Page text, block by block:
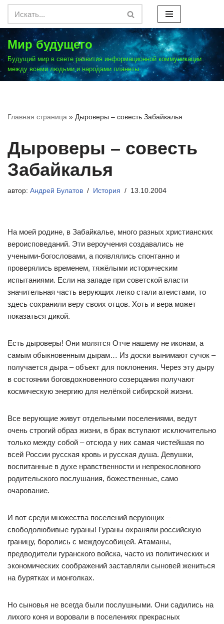
Перейти
к
содержимому
Мир будущего
Будущий мир в свете развития информационной коммуникации
между всеми людьми и народами планеты
Главная страница » Дыроверы – совесть Забайкалья
Дыроверы – совесть
Забайкалья
автор: Андрей Булатов История 13.10.2004
На моей родине, в Забайкалье, много разных христианских
вероисповеданий. Эти вероучения создавались не
учеными-богословами, а появлялись спонтанно и
проверялись временем, тяжёлыми историческим
испытаниями. Если на западе при советской власти
значительная часть верующих легко стали атеистами, то
здесь сохранили веру своих отцов. Хоть и вера может
показаться дикой.
Есть дыроверы! Они молятся Отче нашему не иконам, а
самым обыкновенным дырам… Из доски вынимают сучок –
получается дыра – объект для поклонения. Через эту дыру
в состоянии боговдохновенного созерцания получают
космическую энергию для нелёгкой сибирской жизни.
Все верующие живут отдельными поселениями, ведут
очень строгий образ жизни, в брак вступают исключительно
только между собой – отсюда у них самая чистейшая по
всей России русская кровь и русская душа. Девушки,
воспитанные в духе нравственности и непрекословного
родительского послушания, божественные, само
очарование.
И вот среди множества поселений верующих –
свободолюбивые гураны! Гураны охраняли российскую
границу, боролись с междоусобицей. Атаманы,
предводители гуранского войска, часто из политических и
экономических соображений заставляли сыновей жениться
на бурятках и монголках.
Но сыновья не всегда были послушными. Они садились на
лихого коня и воровали в поселениях прекрасных